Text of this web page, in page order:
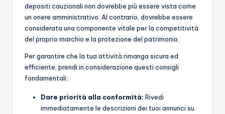
depositi cauzionali non dovrebbe più essere vista come
un onere amministrativo. Al contrario, dovrebbe essere
considerata una componente vitale per la competitività
del proprio marchio e la protezione del patrimonio.
Per garantire che la tua attività rimanga sicura ed
efficiente, prendi in considerazione questi consigli
fondamentali:
Dare priorità alla conformità: Rivedi
immediatamente le descrizioni dei tuoi annunci su